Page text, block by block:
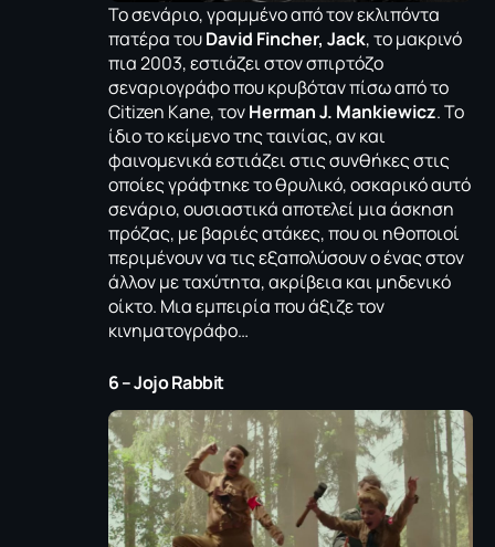
Το σενάριο, γραμμένο από τον εκλιπόντα
πατέρα τουDavid Fincher, Jack, το μακρινό
πια 2003, εστιάζει στον σπιρτόζο
σεναριογράφο που κρυβόταν πίσω από το
Citizen Kane, τονHerman J. Mankiewicz. Το
ίδιο το κείμενο της ταινίας, αν και
φαινομενικά εστιάζει στις συνθήκες στις
οποίες γράφτηκε το θρυλικό, οσκαρικό αυτό
σενάριο, ουσιαστικά αποτελεί μια άσκηση
πρόζας, με βαριές ατάκες, που οι ηθοποιοί
περιμένουν να τις εξαπολύσουν ο ένας στον
άλλον με ταχύτητα, ακρίβεια και μηδενικό
οίκτο. Mια εμπειρία που άξιζε τον
κινηματογράφο…
6 – Jojo Rabbit